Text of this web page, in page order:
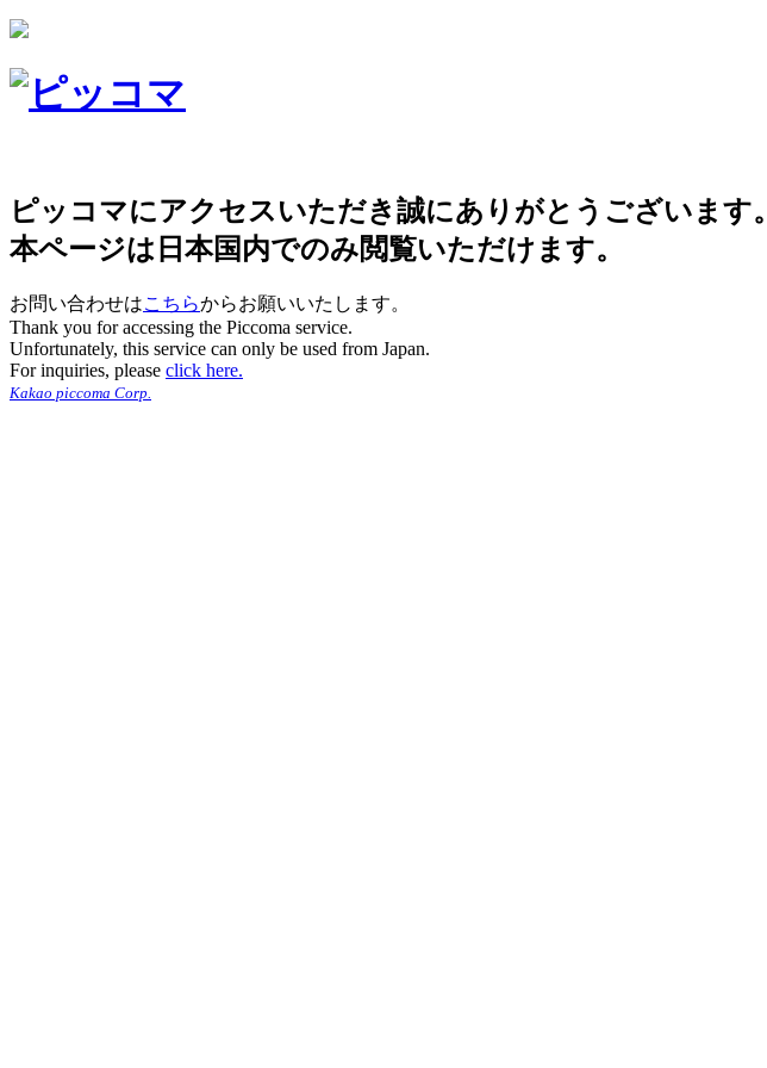
ピッコマにアクセスいただき誠にありがとうございます。
本ページは日本国内でのみ閲覧いただけます。
お問い合わせはこちらからお願いいたします。
Thank you for accessing the Piccoma service.
Unfortunately, this service can only be used from Japan.
For inquiries, please click here.
Kakao piccoma Corp.